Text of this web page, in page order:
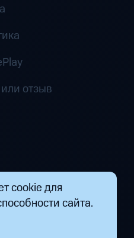
cookie для
сайта.
отзыв
распределенных
защищены